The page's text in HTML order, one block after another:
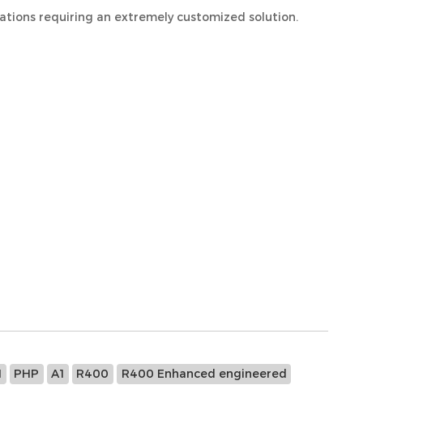
requiring an extremely customized solution.
PHP A1 R400 R400 Enhanced engineered